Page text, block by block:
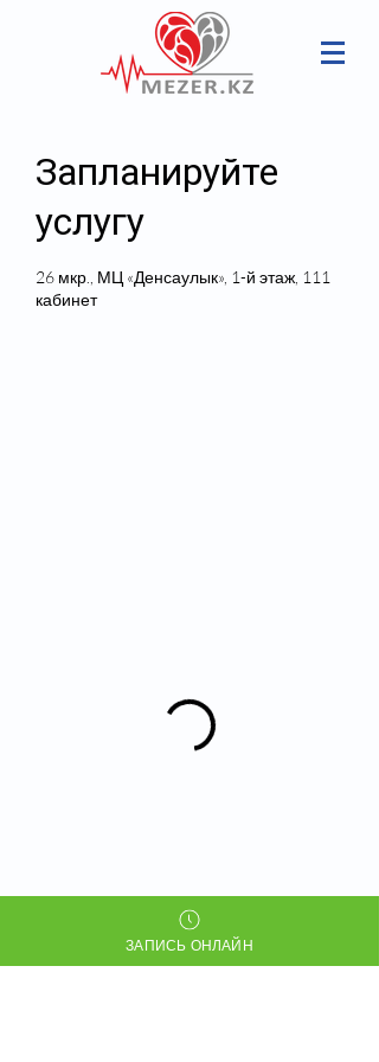
Запланируйте
услугу
26 мкр., МЦ «Денсаулык», 1-й этаж, 111
кабинет
ЗАПИСЬ ОНЛАЙН